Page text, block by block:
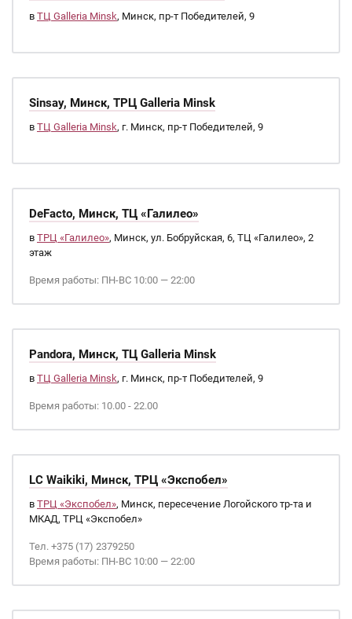
в ТЦ Galleria Minsk, Минск, пр-т Победителей, 9
Sinsay, Минск, ТРЦ Galleria Minsk
в ТЦ Galleria Minsk, г. Минск, пр-т Победителей, 9
DeFacto, Минск, ТЦ «Галилео»
в ТРЦ «Галилео», Минск, ул. Бобруйская, 6, ТЦ «Галилео», 2
этаж
Время работы: ПН-ВС 10:00 — 22:00
Pandora, Минск, ТЦ Galleria Minsk
в ТЦ Galleria Minsk, г. Минск, пр-т Победителей, 9
Время работы: 10.00 - 22.00
LC Waikiki, Минск, ТРЦ «Экспобел»
в ТРЦ «Экспобел», Минск, пересечение Логойского тр-та и
МКАД, ТРЦ «Экспобел»
Тел. +375 (17) 2379250
Время работы: ПН-ВС 10:00 — 22:00